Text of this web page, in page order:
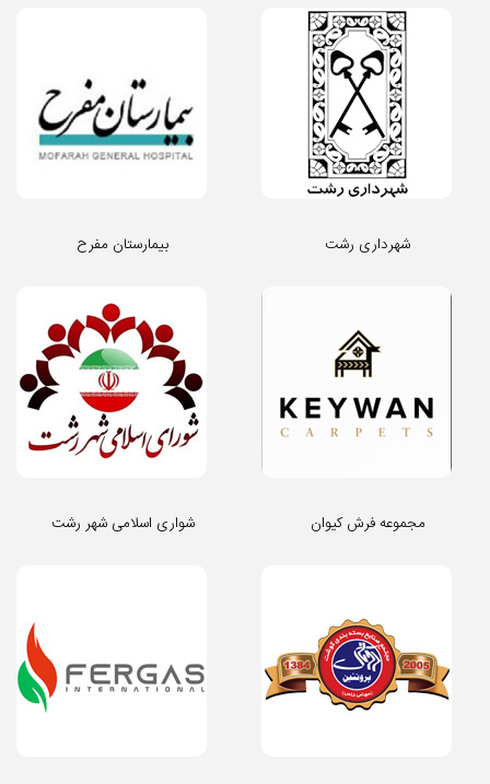
بیمارستان مفرح شهرداری رشت
شواری اسلامی شهر رشت مجموعه فرش کیوان